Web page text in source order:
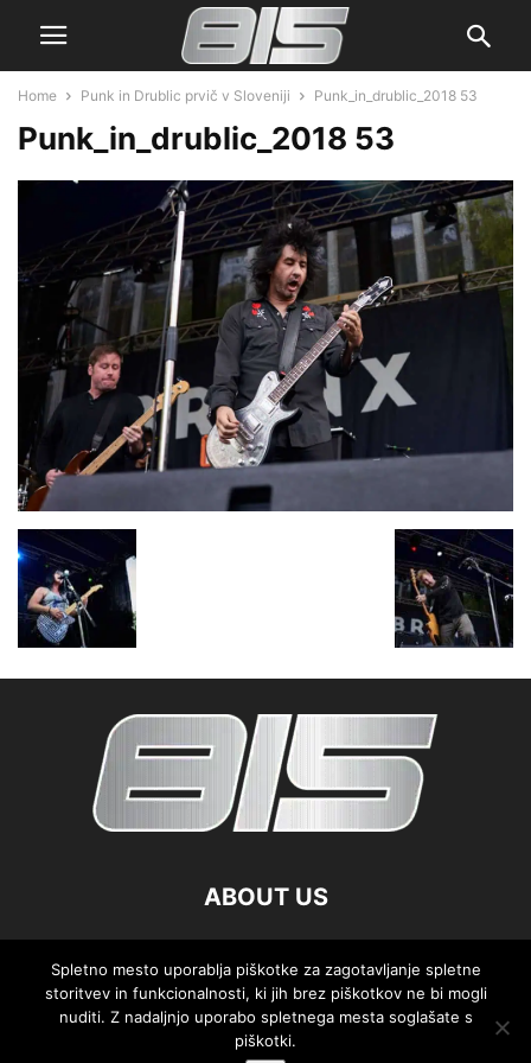
Home Punk in Drublic prvič v Sloveniji Punk_in_drublic_2018 53
Punk_in_drublic_2018 53
ABOUT US
FOLLOW US
Spletno mesto uporablja piškotke za zagotavljanje spletne
storitvev in funkcionalnosti, ki jih brez piškotkov ne bi mogli
nuditi. Z nadaljnjo uporabo spletnega mesta soglašate s
piškotki.